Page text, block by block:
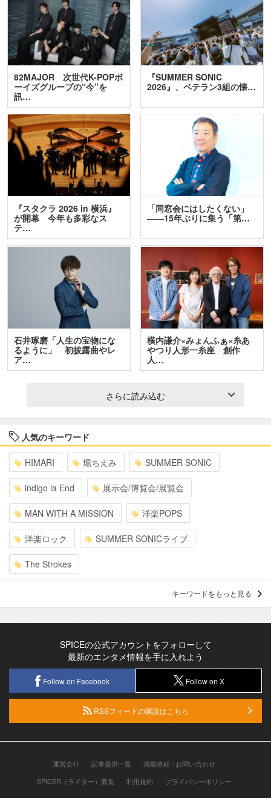
82MAJOR 次世代K-POPボ
ーイズグループの“今”を
訊…
『SUMMER SONIC
2026』、ベテラン3組の懐…
『スタクラ 2026 in 横浜』
が開幕 今年も多彩なス
テ…
「同窓会にはしたくない」
――15年ぶりに集う「第…
石井琢磨「人生の宝物にな
るように」 初披露曲やレ
ア…
横内謙介×みょんふぁ×糸あ
やつり人形一糸座 創作
人…
さらに読み込む
人気のキーワード
HIMARI 堀ちえみ SUMMER SONIC
indigo la End 展示会/博覧会/展覧会
MAN WITH A MISSION 洋楽POPS
洋楽ロック SUMMER SONICライブ
The Strokes
キーワードをもっと見る
SPICEの公式アカウントをフォローして
最新のエンタメ情報を手に入れよう
Follow on Facebook Follow on X
RSSフィードの購読はこちら
運営会社 記事提供一覧
掲載依頼 / お問い合わせ
SPICER（ライター）募集
利用規約 プライバシーポリシー